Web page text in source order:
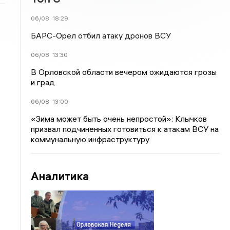
06/08 18:29
БАРС-Орел отбил атаку дронов ВСУ
06/08 13:30
В Орловской области вечером ожидаются грозы
и град
06/08 13:00
«Зима может быть очень непростой»: Клычков
призвал подчиненных готовиться к атакам ВСУ на
коммунальную инфраструктуру
Аналитика